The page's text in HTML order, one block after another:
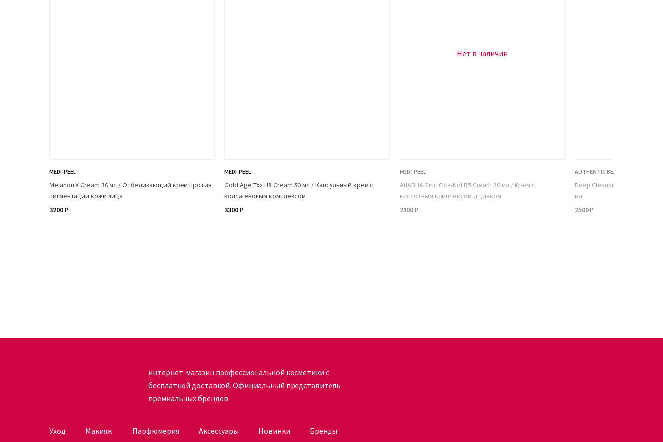
MEDI-PEEL
Melanon X Cream 30 мл / Отбеливающий крем против
пигментации кожи лица
3200 ₽
MEDI-PEEL
Gold Age Tox H8 Cream 50 мл / Капсульный крем с
коллагеновым комплексом
3300 ₽
Нет в наличии
MEDI-PEEL
AHABHA Zinc Cica-Nol B5 Cream 30 мл / Крем с
кислотным комплексом и цинком
2300 ₽
AUTHENTIC BEAUTY CONCEPT
Deep Cleansing Шампунь
мл
2500 ₽
интернет-магазин профессиональной косметики с
бесплатной доставкой. Официальный представитель
премиальных брендов.
Уход Макияж Парфюмерия Аксессуары Новинки Бренды